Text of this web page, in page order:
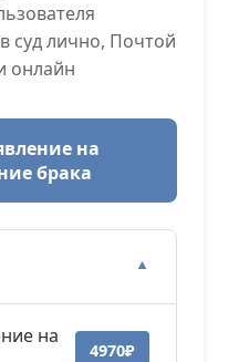
суд лично, Почтой
онлайн
на
брака
▼
на
4970₽